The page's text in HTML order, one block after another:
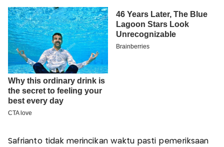
Safrianto tidak merincikan waktu pasti pemeriksaan